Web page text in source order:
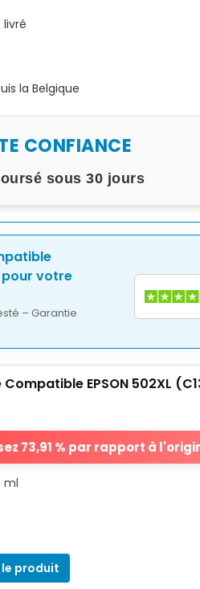
la Belgique
CONFIANCE
sous 30 jours
votre
– Garantie
EPSON 502XL
73,91 % par rapport à
ml
produit